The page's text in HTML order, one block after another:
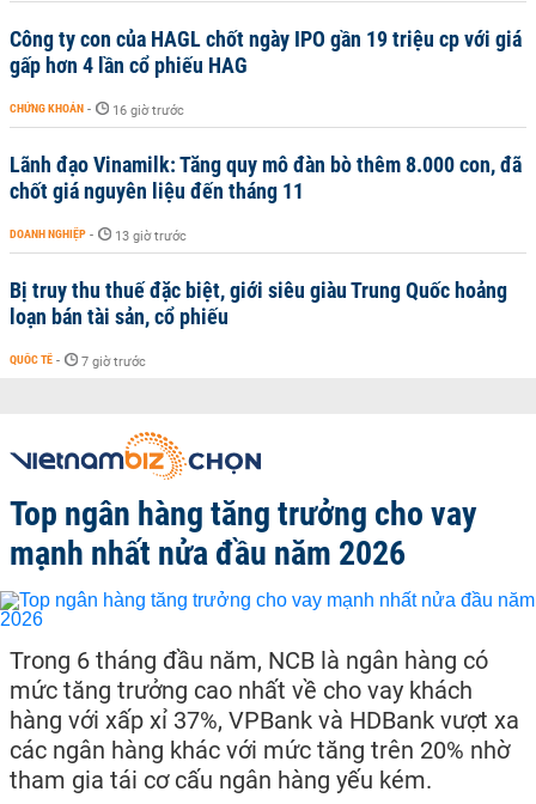
Công ty con của HAGL chốt ngày IPO gần 19 triệu cp với giá
gấp hơn 4 lần cổ phiếu HAG
CHỨNG KHOÁN - 16 giờ trước
Lãnh đạo Vinamilk: Tăng quy mô đàn bò thêm 8.000 con, đã
chốt giá nguyên liệu đến tháng 11
DOANH NGHIỆP - 13 giờ trước
Bị truy thu thuế đặc biệt, giới siêu giàu Trung Quốc hoảng
loạn bán tài sản, cổ phiếu
QUỐC TẾ - 7 giờ trước
Top ngân hàng tăng trưởng cho vay
mạnh nhất nửa đầu năm 2026
Trong 6 tháng đầu năm, NCB là ngân hàng có
mức tăng trưởng cao nhất về cho vay khách
hàng với xấp xỉ 37%, VPBank và HDBank vượt xa
các ngân hàng khác với mức tăng trên 20% nhờ
tham gia tái cơ cấu ngân hàng yếu kém.